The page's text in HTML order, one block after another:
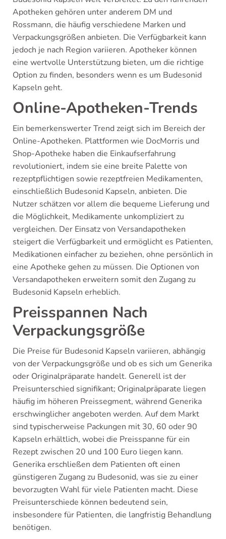
Apotheken gehören unter anderem DM und
Rossmann, die häufig verschiedene Marken und
Verpackungsgrößen anbieten. Die Verfügbarkeit kann
jedoch je nach Region variieren. Apotheker können
eine wertvolle Unterstützung bieten, um die richtige
Option zu finden, besonders wenn es um Budesonid
Kapseln geht.
Online-Apotheken-Trends
Ein bemerkenswerter Trend zeigt sich im Bereich der
Online-Apotheken. Plattformen wie DocMorris und
Shop-Apotheke haben die Einkaufserfahrung
revolutioniert, indem sie eine breite Palette von
rezeptpflichtigen sowie rezeptfreien Medikamenten,
einschließlich Budesonid Kapseln, anbieten. Die
Nutzer schätzen vor allem die bequeme Lieferung und
die Möglichkeit, Medikamente unkompliziert zu
vergleichen. Der Einsatz von Versandapotheken
steigert die Verfügbarkeit und ermöglicht es Patienten,
Medikationen einfacher zu beziehen, ohne persönlich in
eine Apotheke gehen zu müssen. Die Optionen von
Versandapotheken erweitern somit den Zugang zu
Budesonid Kapseln erheblich.
Preisspannen Nach
Verpackungsgröße
Die Preise für Budesonid Kapseln variieren, abhängig
von der Verpackungsgröße und ob es sich um Generika
oder Originalpräparate handelt. Generell ist der
Preisunterschied signifikant; Originalpräparate liegen
häufig im höheren Preissegment, während Generika
erschwinglicher angeboten werden. Auf dem Markt
sind typischerweise Packungen mit 30, 60 oder 90
Kapseln erhältlich, wobei die Preisspanne für ein
Rezept zwischen 20 und 100 Euro liegen kann.
Generika erschließen dem Patienten oft einen
günstigeren Zugang zu Budesonid, was sie zu einer
bevorzugten Wahl für viele Patienten macht. Diese
Preisunterschiede können bedeutend sein,
insbesondere für Patienten, die langfristig Behandlung
benötigen.